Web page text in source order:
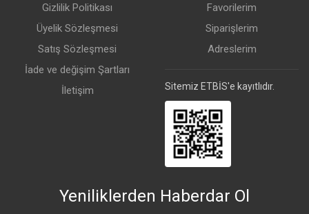
Gizlilik Politikası
Üyelik Sözleşmesi
Satış Sözleşmesi
İade ve değişim Şartları
İletişim
Favorilerim
Siparişlerim
Adreslerim
Sitemiz ETBİS'e kayıtlıdır.
Yeniliklerden Haberdar Ol